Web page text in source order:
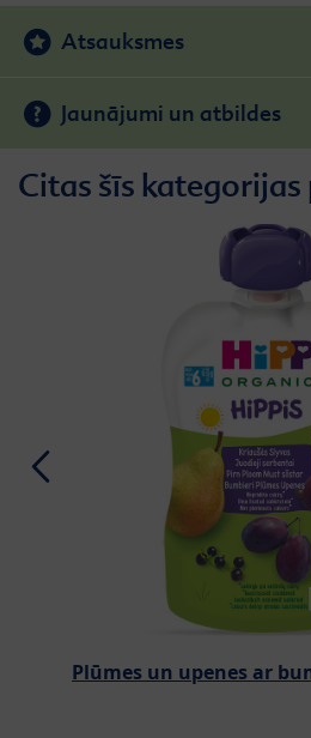
Atsauksmes
Jaunājumi un atbildes
Citas šīs
Plūmes un upenes ar